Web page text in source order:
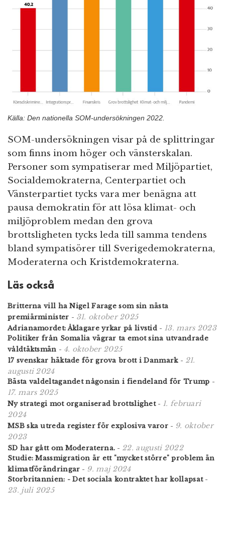
Källa: Den nationella SOM-undersökningen 2022.
SOM-undersökningen visar på de splittringar
som finns inom höger och vänsterskalan.
Personer som sympatiserar med Miljöpartiet,
Socialdemokraterna, Centerpartiet och
Vänsterpartiet tycks vara mer benägna att
pausa demokratin för att lösa klimat- och
miljöproblem medan den grova
brottsligheten tycks leda till samma tendens
bland sympatisörer till Sverigedemokraterna,
Moderaterna och Kristdemokraterna.
Läs också
Britterna vill ha Nigel Farage som sin nästa
premiärminister - 31. oktober 2025
Adrianamordet: Åklagare yrkar på livstid - 13. mars 2023
Politiker från Somalia vägrar ta emot sina utvandrade
våldtäktsmän - 4. oktober 2025
17 svenskar häktade för grova brott i Danmark- 21.
augusti 2024
Bästa valdeltagandet någonsin i fiendeland för Trump -
17. mars 2025
Ny strategi mot organiserad brottslighet- 1. februari
2024
MSB ska utreda register för explosiva varor- 9. oktober
2023
SD har gått om Moderaterna. - 22. augusti 2022
Studie: Massmigration är ett "mycket större" problem än
klimatförändringar - 9. maj 2024
Storbritannien: - Det sociala kontraktet har kollapsat-
23. juli 2025